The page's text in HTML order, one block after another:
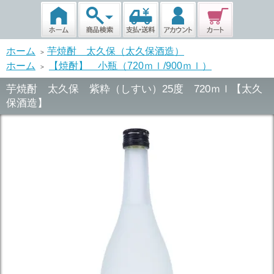
ホーム > 芋焼酎 太久保（太久保酒造）
ホーム
> 【焼酎】 小瓶（720ｍｌ/900ｍｌ）
芋焼酎 太久保 紫粋（しすい）25度 720ｍｌ【太久
保酒造】